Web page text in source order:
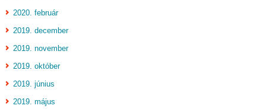
2020. február
2019. december
2019. november
2019. október
2019. június
2019. május